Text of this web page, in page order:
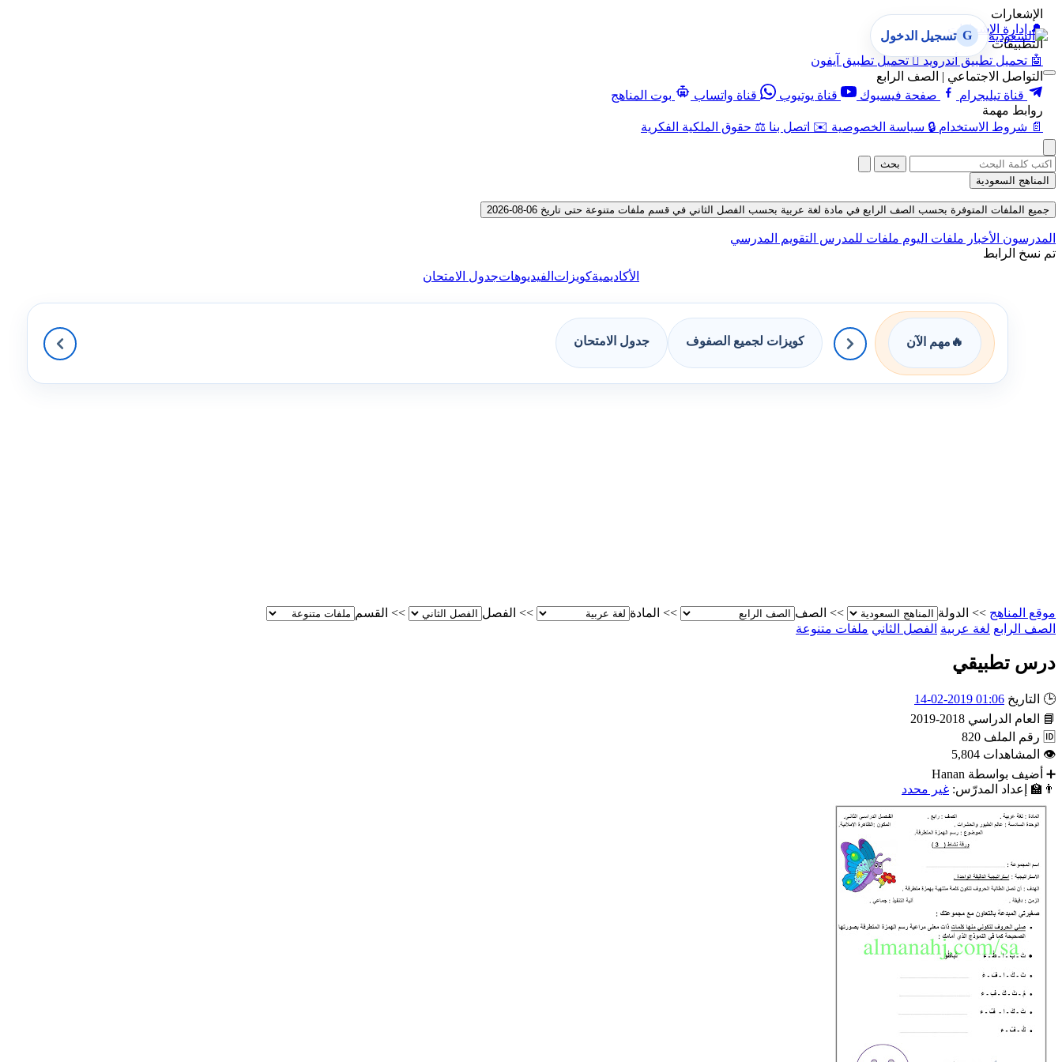
الإشعارات
🔔 إدارة الإشعارات
التطبيقات
🤖 تحميل تطبيق أندرويد  تحميل تطبيق آيفون
التواصل الاجتماعي | الصف الرابع
قناة تيليجرام
صفحة فيسبوك قناة يوتيوب قناة واتساب
بوت المناهج
روابط مهمة
📄 شروط الاستخدام 🔒 سياسة الخصوصية ✉️ اتصل بنا ⚖️ حقوق الملكية الفكرية
G تسجيل الدخول
بحث
المناهج السعودية
جميع الملفات المتوفرة بحسب الصف الرابع في مادة لغة عربية بحسب الفصل الثاني في قسم ملفات متنوعة حتى تاريخ 06-08-2026
المدرسون الأخبار ملفات اليوم ملفات للمدرس التقويم المدرسي
تم نسخ الرابط
الأكاديميةكويزات الفيديوهاتجدول الامتحان
🔥 مهم الآن كويزات لجميع الصفوف جدول الامتحان
موقع المناهج >> الدولة >> الصف >> المادة >> الفصل >> القسم
الصف الرابع لغة عربية الفصل الثاني ملفات متنوعة
درس تطبيقي
🕒 التاريخ 01:06 2019-02-14
📘
العام الدراسي 2018-2019
🆔 رقم الملف 820
👁 المشاهدات 5,804
➕ أضيف بواسطة Hanan
👨‍🏫
إعداد المدرّس: غير محدد